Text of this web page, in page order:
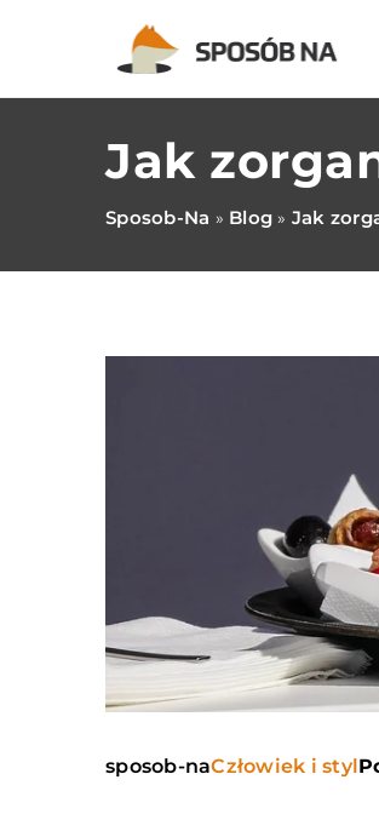
Jak
Sposob-Na » Blog » Jak
sposob-naCzłowiek i styl